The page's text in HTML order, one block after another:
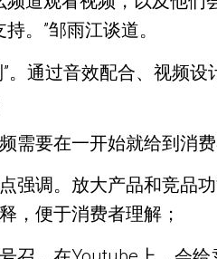
。”邹雨江谈道。
”。通过音效配合、视频
需要在一开始就给到消
强调。放大产品和竞品
，便于消费者理解；